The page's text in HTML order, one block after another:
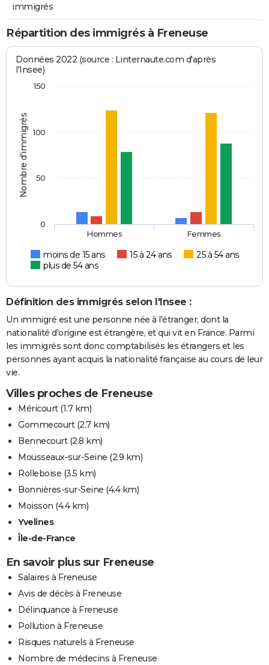
immigrés
Répartition des immigrés à Freneuse
Nombre d'immigrés
Données 2022 (source : Linternaute.com d'après
l'Insee)
moins de 15 ans 15 à 24 ans
25 à 54 ans
plus de 54 ans
Hommes Femmes
0
50
100
150
Définition des immigrés selon l'Insee :
Un immigré est une personne née à l'étranger, dont la
nationalité d'origine est étrangère, et qui vit en France. Parmi
les immigrés sont donc comptabilisés les étrangers et les
personnes ayant acquis la nationalité française au cours de leur
vie.
Villes proches de Freneuse
Méricourt(1.7 km)
Gommecourt(2.7 km)
Bennecourt(2.8 km)
Mousseaux-sur-Seine (2.9 km)
Rolleboise (3.5 km)
Bonnières-sur-Seine (4.4 km)
Moisson (4.4 km)
Yvelines
Île-de-France
En savoir plus sur Freneuse
Salaires à Freneuse
Avis de décès à Freneuse
Délinquance à Freneuse
Pollution à Freneuse
Risques naturels à Freneuse
Nombre de médecins à Freneuse